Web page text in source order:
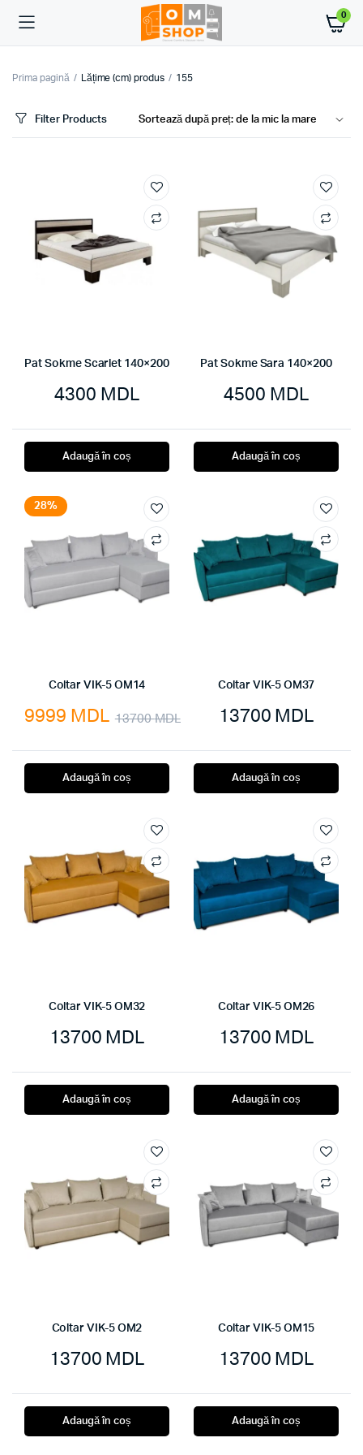
0
Prima pagină Lățime (cm) produs 155
Filter Products
Pat Sokme Scarlet 140×200
4300 MDL
Adaugă în coș
Pat Sokme Sara 140×200
4500 MDL
Adaugă în coș
28%
Coltar VIK-5 OM14
13700MDL
inițial
13700 MDL.
9999 MDL
curent
este:
Adaugă în coș
Coltar VIK-5 OM37
13700 MDL
Adaugă în coș
Coltar VIK-5 OM32
13700 MDL
Adaugă în coș
Coltar VIK-5 OM26
13700 MDL
Adaugă în coș
Coltar VIK-5 OM2
13700 MDL
Adaugă în coș
Coltar VIK-5 OM15
13700 MDL
Adaugă în coș